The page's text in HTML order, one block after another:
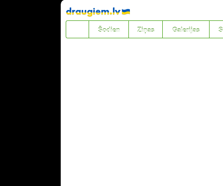
Pāriet
uz
saturu
Šodien Ziņas Galerijas